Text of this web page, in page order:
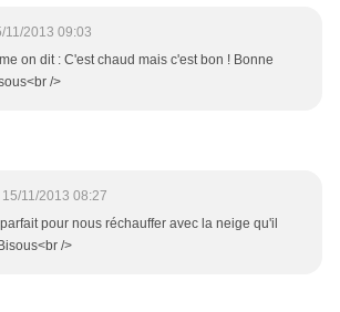
11/2013 09:03
on dit : C'est chaud mais c'est bon ! Bonne
/>
15/11/2013 08:27
pour nous réchauffer avec la neige qu'il
/>